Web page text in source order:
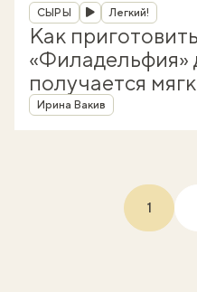
Рубрика
СЫРЫ Легкий!
Как
«Филадельфия»
получается
и кремовый
Автор
Ирина Вакив
1